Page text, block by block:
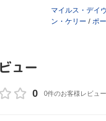
マイルス・デイ
ン・ケリー / ポ
ュー
0 0件のお客様レビュー